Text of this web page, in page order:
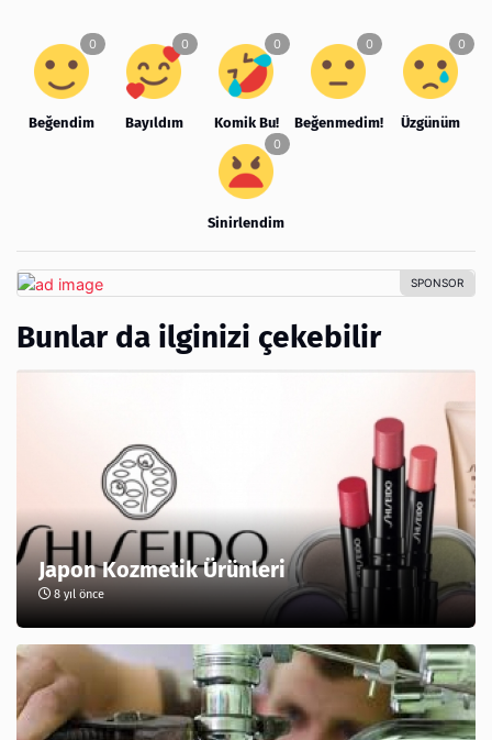
Beğendim Bayıldım Komik Bu! Beğenmedim! Üzgünüm
Sinirlendim
Bunlar da ilginizi çekebilir
Japon Kozmetik Ürünleri
8 yıl önce